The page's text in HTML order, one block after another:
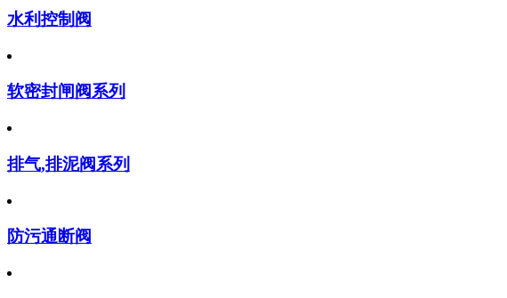
水利控制阀
软密封闸阀系列
排气,排泥阀系列
防污通断阀